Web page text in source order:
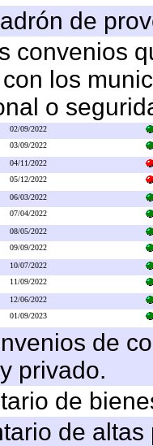
de
convenios
los
o
02/09/2022
03/09/2022
04/11/2022
05/12/2022
06/03/2022
07/04/2022
08/05/2022
09/09/2022
10/07/2022
11/09/2022
12/06/2022
01/09/2023
de
privado.
de
de